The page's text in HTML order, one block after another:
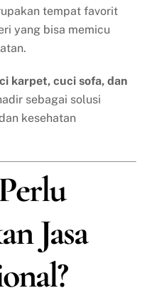
tempat favorit
yang bisa memicu
karpet, cuci sofa, dan
sebagai solusi
kesehatan
Jasa